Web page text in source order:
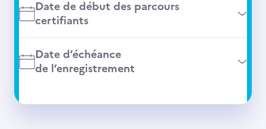
Date de début des parcours
certifiants
Date d’échéance
de l’enregistrement